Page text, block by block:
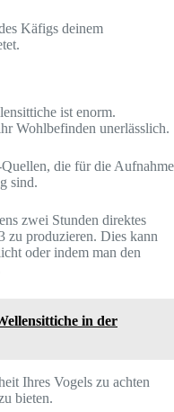
Käfigs deinem
ist enorm.
Wohlbefinden unerlässlich.
die für die Aufnahme
sind.
zwei Stunden direktes
zu produzieren. Dies kann
oder indem man den
in der
Ihres Vogels zu achten
bieten.